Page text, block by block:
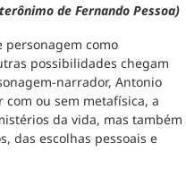
de Fernando Pessoa)
personagem como
possibilidades chegam
narrador, Antonio
com ou sem metafísica, a
da vida, mas também
das escolhas pessoais e